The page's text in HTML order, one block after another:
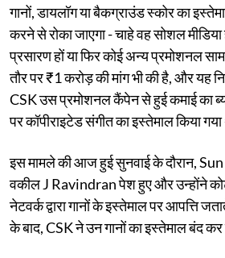
गानों, डायलॉग या बैकग्राउंड स्कोर का
करने से रोका जाएगा - चाहे वह सोशल
प्रसारण हों या फिर कोई अन्य प्रमोशनल
तौर पर ₹1 करोड़ की मांग भी की है, और यह
CSK उस प्रमोशनल कैंपेन से हुई कमाई का
पर कॉपीराइटेड संगीत का इस्तेमाल किया गया
इस मामले की आज हुई सुनवाई के दौरान,
वकील J Ravindran पेश हुए और उन्होंने
नेटवर्क द्वारा गानों के इस्तेमाल पर आपत्ति
के बाद, CSK ने उन गानों का इस्तेमाल बंद कर